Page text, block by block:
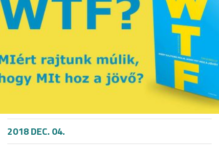
2018 DEC. 04.